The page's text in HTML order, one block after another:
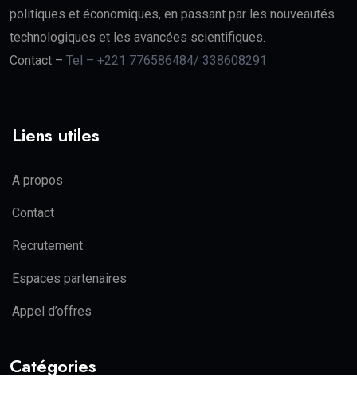
politiques et économiques, en passant par les nouveautés
technologiques et les avancées scientifiques.
Contact – Tel – +221 776586484/ 338608291
Liens utiles
A propos
Contact
Recrutement
Espaces partenaires
Appel d’offres
Catégories